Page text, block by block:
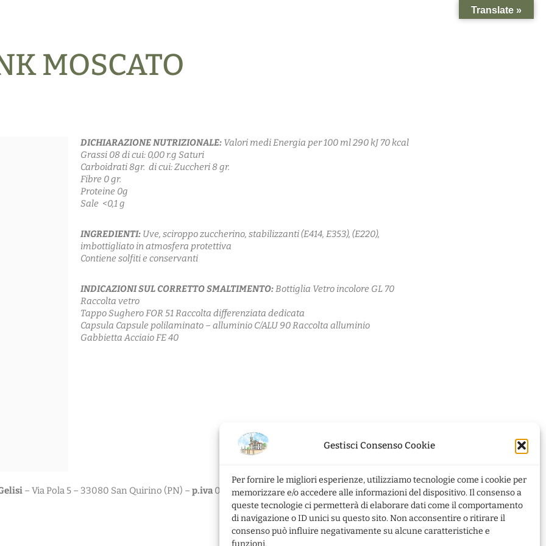
Gestisci Consenso Cookie
Per fornire le migliori esperienze, utilizziamo tecnologie come i cookie per
memorizzare e/o accedere alle informazioni del dispositivo. Il consenso a
queste tecnologie ci permetterà di elaborare dati come il comportamento
di navigazione o ID unici su questo sito. Non acconsentire o ritirare il
consenso può influire negativamente su alcune caratteristiche e
funzioni.
MOSCATO
DICHIARAZIONE NUTRIZIONALE: Valori medi Energia per 100 ml 290 kJ 70 kcal
Grassi 08 di cui: 0,00 r.g Saturi
Carboidrati 8gr. di cui: Zuccheri 8 gr.
Fibre 0 gr.
Proteine 0g
Sale <0,1 g
INGREDIENTI: Uve, sciroppo zuccherino, stabilizzanti (E414, E353), (E220),
imbottigliato in atmosfera protettiva
Contiene solfiti e conservanti
INDICAZIONI SUL CORRETTO SMALTIMENTO:Bottiglia Vetro incolore GL 70
Raccolta vetro
Tappo Sughero FOR 51 Raccolta differenziata dedicata
Capsula Capsule polilaminato – alluminio C/ALU 90 Raccolta alluminio
Gabbietta Acciaio FE 40
– Via Pola 5 – 33080 San Quirino (PN) – p.iva01349950939
Translate »